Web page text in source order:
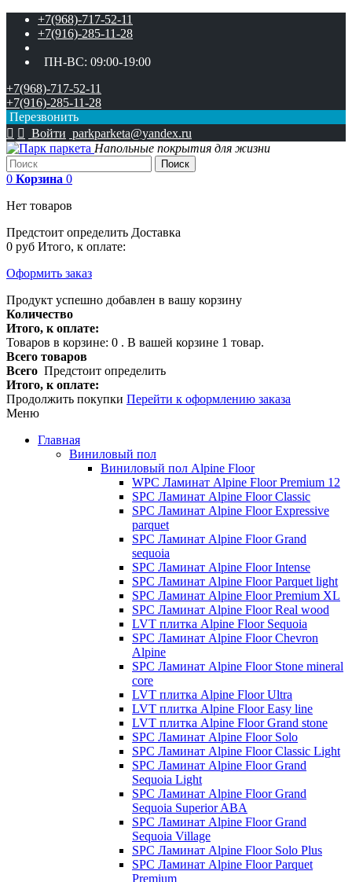
+7(968)-717-52-11
+7(916)-285-11-28
ПН-ВС: 09:00-19:00
+7(968)-717-52-11
+7(916)-285-11-28
Перезвонить
  Войти parkparketa@yandex.ru
Напольные покрытия для жизни
Поиск
0 Корзина 0
Нет товаров
Предстоит определить Доставка
0 руб Итого, к оплате:
Оформить заказ
Продукт успешно добавлен в вашу корзину
Количество
Итого, к оплате:
Товаров в корзине: 0 . В вашей корзине 1 товар.
Всего товаров
Всего Предстоит определить
Итого, к оплате:
Продолжить покупки Перейти к оформлению заказа
Меню
Главная
Виниловый пол
Виниловый пол Alpine Floor
WPC Ламинат Alpine Floor Premium 12
SPC Ламинат Alpine Floor Classic
SPC Ламинат Alpine Floor Expressive
parquet
SPC Ламинат Alpine Floor Grand
sequoia
SPC Ламинат Alpine Floor Intense
SPC Ламинат Alpine Floor Parquet light
SPC Ламинат Alpine Floor Premium XL
SPC Ламинат Alpine Floor Real wood
LVT плитка Alpine Floor Sequoia
SPC Ламинат Alpine Floor Chevron
Alpine
SPC Ламинат Alpine Floor Stone mineral
core
LVT плитка Alpine Floor Ultra
LVT плитка Alpine Floor Easy line
LVT плитка Alpine Floor Grand stone
SPC Ламинат Alpine Floor Solo
SPC Ламинат Alpine Floor Classic Light
SPC Ламинат Alpine Floor Grand
Sequoia Light
SPC Ламинат Alpine Floor Grand
Sequoia Superior ABA
SPC Ламинат Alpine Floor Grand
Sequoia Village
SPC Ламинат Alpine Floor Solo Plus
SPC Ламинат Alpine Floor Parquet
Premium